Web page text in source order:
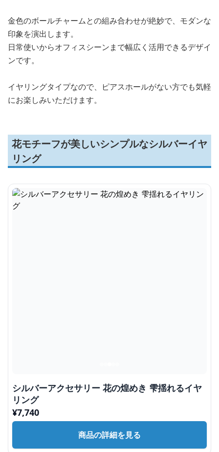
金色のボールチャームとの組み合わせが絶妙で、モダンな
印象を演出します。
日常使いからオフィスシーンまで幅広く活用できるデザイ
ンです。
イヤリングタイプなので、ピアスホールがない方でも気軽
にお楽しみいただけます。
花モチーフが美しいシンプルなシルバーイヤ
リング
シルバーアクセサリー 花の煌めき 雫揺れるイヤ
リング
¥7,740
商品の詳細を見る